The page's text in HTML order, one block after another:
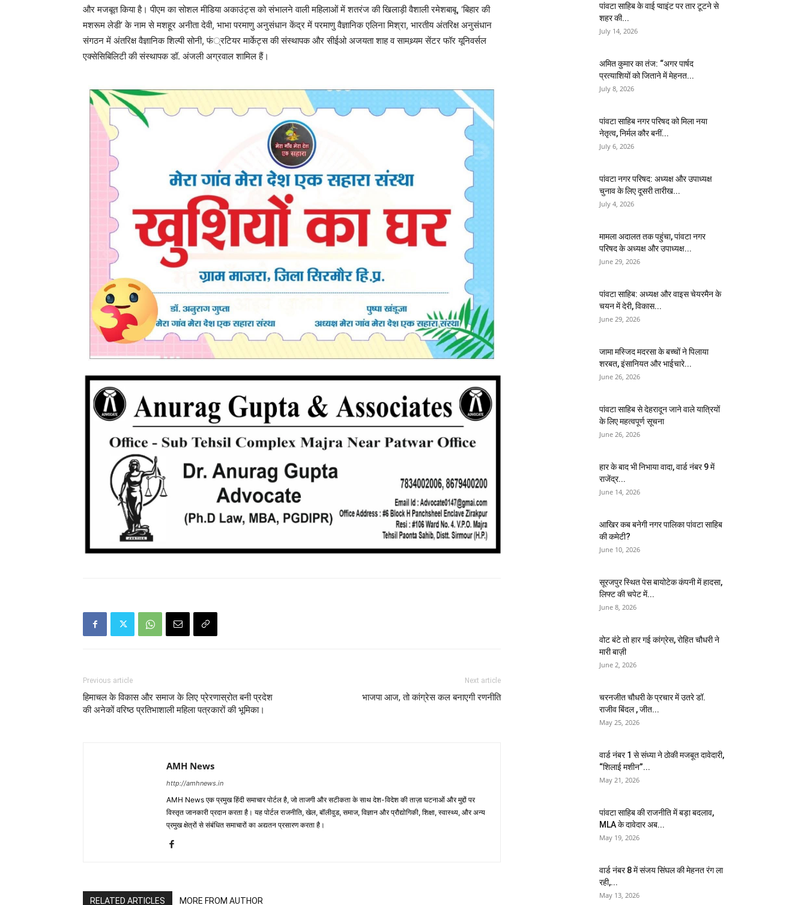
और मजबूत किया है। पीएम का सोशल मीडिया अकाउंट्स को संभालने वाली महिलाओं में शतरंज की खिलाड़ी वैशाली रमेशबाबू, ‘बिहार की
मशरूम लेडी’ के नाम से मशहूर अनीता देवी, भाभा परमाणु अनुसंधान केंद्र में परमाणु वैज्ञानिक एलिना मिश्रा, भारतीय अंतरिक्ष अनुसंधान
संगठन में अंतरिक्ष वैज्ञानिक शिल्पी सोनी, फं्रटियर मार्केट्स की संस्थापक और सीईओ अजयता शाह व सामथ्र्यम सेंटर फॉर यूनिवर्सल
एक्सेसिबिलिटी की संस्थापक डॉ. अंजली अग्रवाल शामिल हैं।
Previous article
हिमाचल के विकास और समाज के लिए प्रेरणास्रोत बनी प्रदेश
की अनेकों वरिष्ठ प्रतिभाशाली महिला पत्रकारों की भूमिका।
Next article
भाजपा आज, तो कांग्रेस कल बनाएगी रणनीति
AMH News
http://amhnews.in
AMH News एक प्रमुख हिंदी समाचार पोर्टल है, जो ताजगी और सटीकता के साथ देश-विदेश की ताज़ा घटनाओं और मुद्दों पर
विस्तृत जानकारी प्रदान करता है। यह पोर्टल राजनीति, खेल, बॉलीवुड, समाज, विज्ञान और प्रौद्योगिकी, शिक्षा, स्वास्थ्य, और अन्य
प्रमुख क्षेत्रों से संबंधित समाचारों का अद्यतन प्रसारण करता है।
RELATED ARTICLES MORE FROM AUTHOR
पांवटा साहिब के वाई प्वाइंट पर तार टूटने से
शहर की...
July 14, 2026
अमित कुमार का तंज: “अगर पार्षद
प्रत्याशियों को जिताने में मेहनत...
July 8, 2026
पांवटा साहिब नगर परिषद को मिला नया
नेतृत्व, निर्मल कौर बनीं...
July 6, 2026
पांवटा नगर परिषद: अध्यक्ष और उपाध्यक्ष
चुनाव के लिए दूसरी तारीख...
July 4, 2026
मामला अदालत तक पहुंचा, पांवटा नगर
परिषद के अध्यक्ष और उपाध्यक्ष...
June 29, 2026
पांवटा साहिब: अध्यक्ष और वाइस चेयरमैन के
चयन में देरी, विकास...
June 29, 2026
जामा मस्जिद मदरसा के बच्चों ने पिलाया
शरबत, इंसानियत और भाईचारे...
June 26, 2026
पांवटा साहिब से देहरादून जाने वाले यात्रियों
के लिए महत्वपूर्ण सूचना
June 26, 2026
हार के बाद भी निभाया वादा, वार्ड नंबर 9 में
राजेंद्र...
June 14, 2026
आखिर कब बनेगी नगर पालिका पांवटा साहिब
की कमेटी?
June 10, 2026
सूरजपुर स्थित पेस बायोटेक कंपनी में हादसा,
लिफ्ट की चपेट में...
June 8, 2026
वोट बंटे तो हार गई कांग्रेस, रोहित चौधरी ने
मारी बाज़ी
June 2, 2026
चरनजीत चौधरी के प्रचार में उतरे डॉ.
राजीव बिंदल , जीत...
May 25, 2026
वार्ड नंबर 1 से संध्या ने ठोकी मजबूत दावेदारी,
“शिलाई मशीन”...
May 21, 2026
पांवटा साहिब की राजनीति में बड़ा बदलाव,
MLA के दावेदार अब...
May 19, 2026
वार्ड नंबर 8 में संजय सिंघल की मेहनत रंग ला
रही,...
May 13, 2026